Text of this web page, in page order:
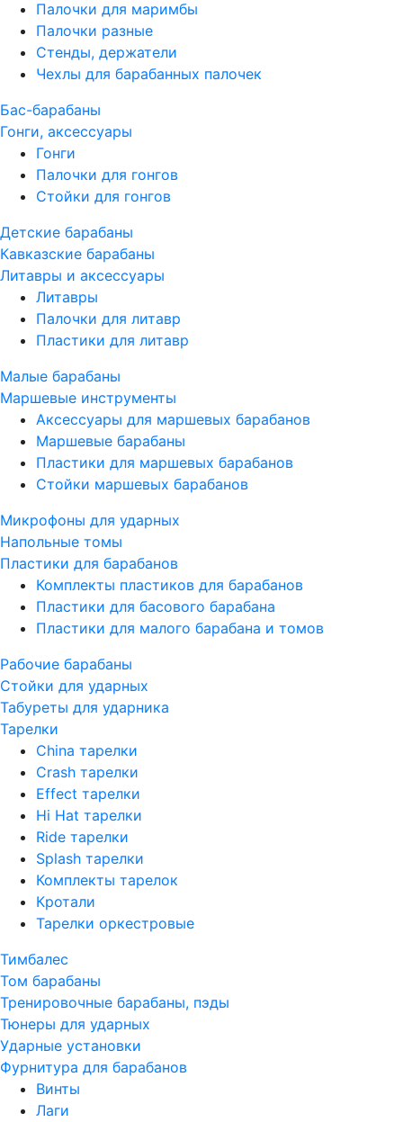
Палочки для маримбы
Палочки разные
Стенды, держатели
Чехлы для барабанных палочек
Бас-барабаны
Гонги, аксессуары
Гонги
Палочки для гонгов
Стойки для гонгов
Детские барабаны
Кавказские барабаны
Литавры и аксессуары
Литавры
Палочки для литавр
Пластики для литавр
Малые барабаны
Маршевые инструменты
Аксессуары для маршевых барабанов
Маршевые барабаны
Пластики для маршевых барабанов
Стойки маршевых барабанов
Микрофоны для ударных
Напольные томы
Пластики для барабанов
Комплекты пластиков для барабанов
Пластики для басового барабана
Пластики для малого барабана и томов
Рабочие барабаны
Стойки для ударных
Табуреты для ударника
Тарелки
China тарелки
Crash тарелки
Effect тарелки
Hi Hat тарелки
Ride тарелки
Splash тарелки
Комплекты тарелок
Кротали
Тарелки оркестровые
Тимбалес
Том барабаны
Тренировочные барабаны, пэды
Тюнеры для ударных
Ударные установки
Фурнитура для барабанов
Винты
Лаги